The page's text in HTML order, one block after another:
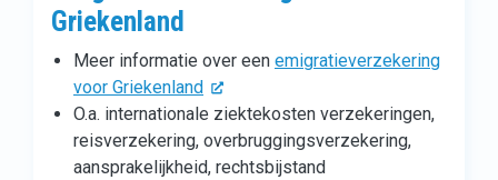
Griekenland
Meer informatie over een emigratieverzekering
voor Griekenland
O.a. internationale ziektekosten verzekeringen,
reisverzekering, overbruggingsverzekering,
aansprakelijkheid, rechtsbijstand